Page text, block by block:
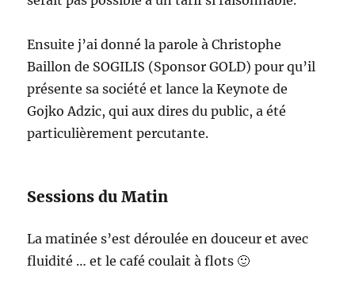
Ensuite j’ai donné la parole à Christophe
Baillon de SOGILIS (Sponsor GOLD) pour qu’il
présente sa société et lance la Keynote de
Gojko Adzic, qui aux dires du public, a été
particulièrement percutante.
Sessions du Matin
La matinée s’est déroulée en douceur et avec
fluidité … et le café coulait à flots 🙂